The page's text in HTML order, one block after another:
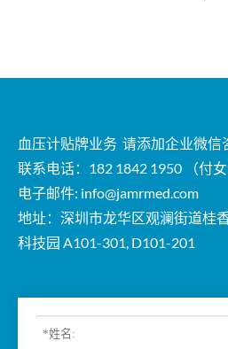
血压计贴牌业务 请添加企业微信
联系电话：182 1842 1950 （付女
电子邮件: info@jamrmed.com
地址：深圳市龙华区观澜街道桂
科技园 A101-301, D101-201